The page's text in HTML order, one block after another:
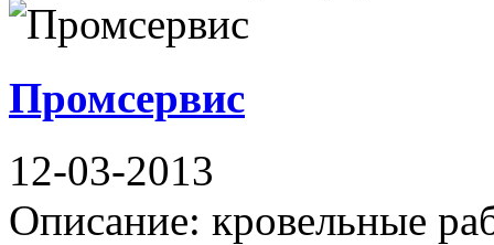
Промсервис
12-03-2013
Описание: кровельные